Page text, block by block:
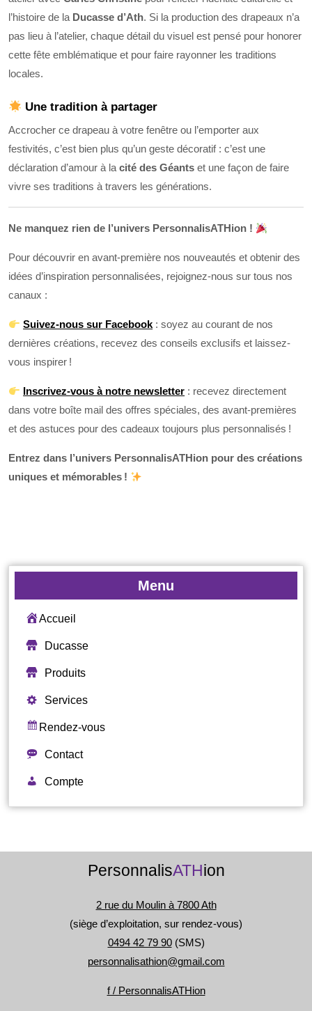
l’histoire de la Ducasse d’Ath. Si la production des drapeaux n’a
pas lieu à l’atelier, chaque détail du visuel est pensé pour honorer
cette fête emblématique et pour faire rayonner les traditions
locales.
Une tradition à partager
Accrocher ce drapeau à votre fenêtre ou l’emporter aux
festivités, c’est bien plus qu’un geste décoratif : c’est une
déclaration d’amour à la cité des Géants et une façon de faire
vivre ses traditions à travers les générations.
Ne manquez rien de l’univers PersonnalisATHion !
Pour découvrir en avant-première nos nouveautés et obtenir des
idées d’inspiration personnalisées, rejoignez-nous sur tous nos
canaux :
Suivez-nous sur Facebook : soyez au courant de nos
dernières créations, recevez des conseils exclusifs et laissez-
vous inspirer !
Inscrivez-vous à notre newsletter : recevez directement
dans votre boîte mail des offres spéciales, des avant-premières
et des astuces pour des cadeaux toujours plus personnalisés !
Entrez dans l’univers PersonnalisATHion pour des créations
uniques et mémorables !
Menu
Accueil
Ducasse
Produits
Services
Rendez-vous
Contact
Compte
PersonnalisATHion
2 rue du Moulin à 7800 Ath
(siège d’exploitation, sur rendez-vous)
0494 42 79 90(SMS)
personnalisathion@gmail.com
f / PersonnalisATHion